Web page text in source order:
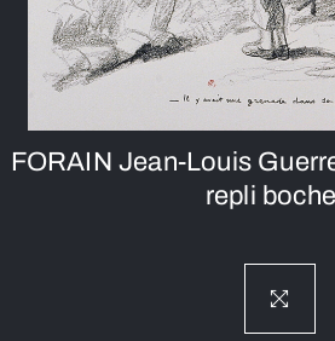
FORAIN Jean-Louis
repli boche